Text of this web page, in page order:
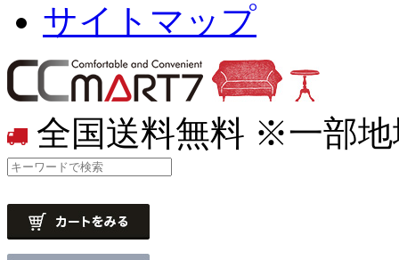
サイトマップ
全国送料無料 ※一部地